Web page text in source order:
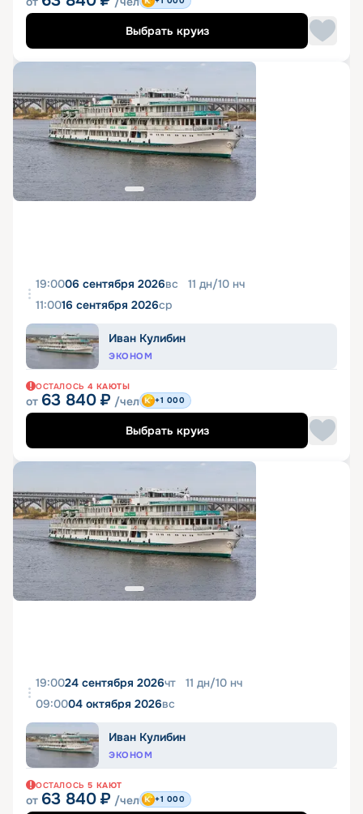
Выбрать круиз
19:0006 сентября 2026вс 11 дн/10 нч
11:0016 сентября 2026ср
Иван Кулибин
ЭКОНОМ
ОСТАЛОСЬ 4 КАЮТЫ
от 63 840 ₽ /чел +1 000
Выбрать круиз
19:0024 сентября 2026чт 11 дн/10 нч
09:0004 октября 2026вс
Иван Кулибин
ЭКОНОМ
ОСТАЛОСЬ 5 КАЮТ
от 63 840 ₽ /чел +1 000